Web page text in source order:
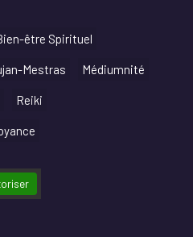
être Spirituel
Mestras Médiumnité
Reiki